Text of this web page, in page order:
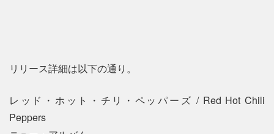
リリース詳細は以下の通り。
レッド・ホット・チリ・ペッパーズ / Red Hot Chili
Peppers